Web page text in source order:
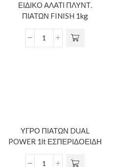
ΕΙΔΙΚΟ ΑΛΑΤΙ ΠΛΥΝΤ.
ΠΙΑΤΩΝ FINISH 1kg
ΥΓΡΟ ΠΙΑΤΩΝ DUAL
POWER 1lt ΕΣΠΕΡΙΔΟΕΙΔΗ